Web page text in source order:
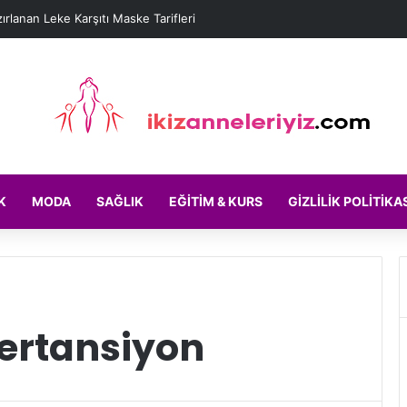
Leke Karşıtı Maske Tarifleri
MODA SAĞLIK EĞITIM & KURS GIZLILIK